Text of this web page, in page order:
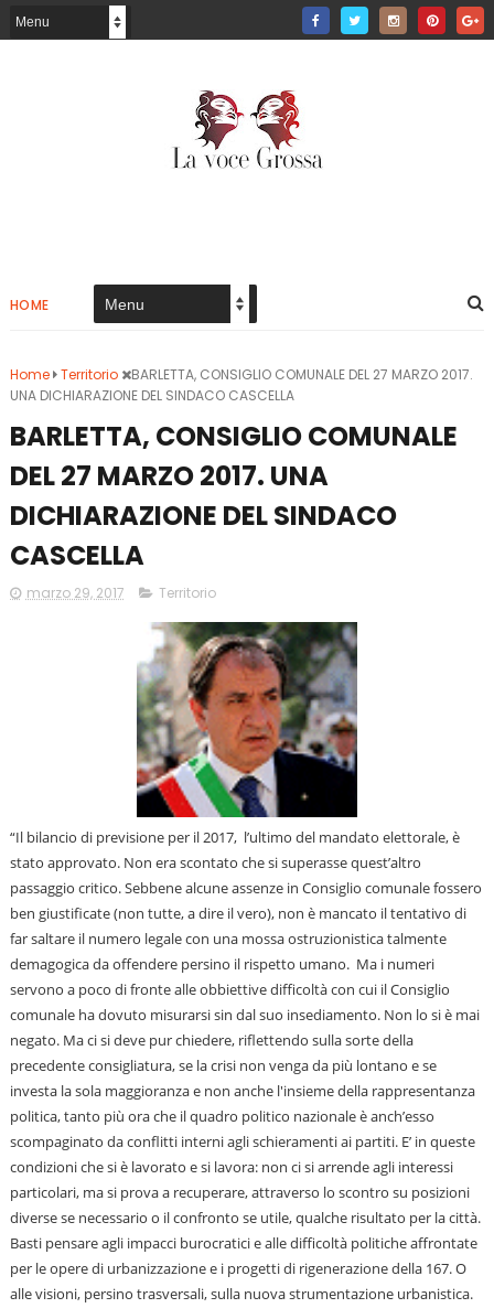
HOME
Home Territorio
BARLETTA, CONSIGLIO COMUNALE DEL 27 MARZO 2017.
UNA DICHIARAZIONE DEL SINDACO CASCELLA
BARLETTA, CONSIGLIO COMUNALE
DEL 27 MARZO 2017. UNA
DICHIARAZIONE DEL SINDACO
CASCELLA
marzo 29, 2017 Territorio
“Il bilancio di previsione per il 2017, l’ultimo del mandato elettorale, è
stato approvato. Non era scontato che si superasse quest’altro
passaggio critico. Sebbene alcune assenze in Consiglio comunale fossero
ben giustificate (non tutte, a dire il vero), non è mancato il tentativo di
far saltare il numero legale con una mossa ostruzionistica talmente
demagogica da offendere persino il rispetto umano. Ma i numeri
servono a poco di fronte alle obbiettive difficoltà con cui il Consiglio
comunale ha dovuto misurarsi sin dal suo insediamento. Non lo si è mai
negato. Ma ci si deve pur chiedere, riflettendo sulla sorte della
precedente consigliatura, se la crisi non venga da più lontano e se
investa la sola maggioranza e non anche l'insieme della rappresentanza
politica, tanto più ora che il quadro politico nazionale è anch’esso
scompaginato da conflitti interni agli schieramenti ai partiti. E’ in queste
condizioni che si è lavorato e si lavora: non ci si arrende agli interessi
particolari, ma si prova a recuperare, attraverso lo scontro su posizioni
diverse se necessario o il confronto se utile, qualche risultato per la città.
Basti pensare agli impacci burocratici e alle difficoltà politiche affrontate
per le opere di urbanizzazione e i progetti di rigenerazione della 167. O
alle visioni, persino trasversali, sulla nuova strumentazione urbanistica.